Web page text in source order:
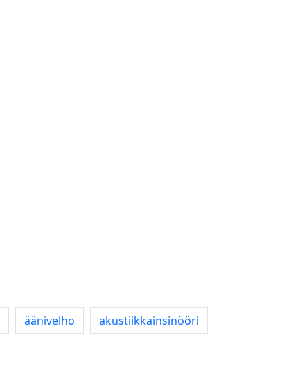
äänivelho
akustiikkainsinööri